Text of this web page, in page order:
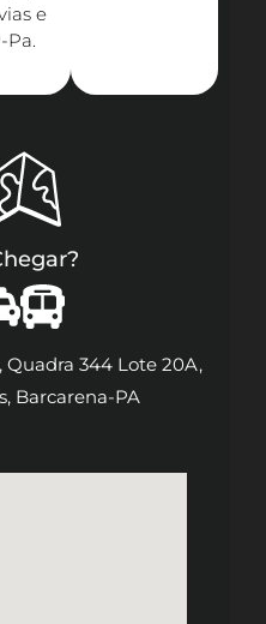
e
Pa.​
Quadra 344 Lote 20A,
Barcarena-PA